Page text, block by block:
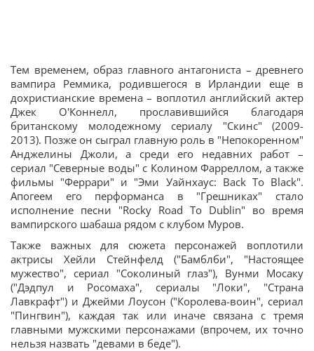
Тем временем, образ главного антагониста – древнего
вампира Реммика, родившегося в Ирландии еще в
дохристианские времена – воплотил английский актер
Джек О'Коннелл, прославившийся благодаря
британскому молодежному сериалу "Скинс" (2009-
2013). Позже он сыграл главную роль в "Непокоренном"
Анджелины Джоли, а среди его недавних работ –
сериал "Северные воды" с Колином Фарреллом, а также
фильмы "Феррари" и "Эми Уайнхаус: Back To Black".
Апогеем его перформанса в "Грешниках" стало
исполнение песни "Rocky Road To Dublin" во время
вампирского шабаша рядом с клубом Муров.
Также важных для сюжета персонажей воплотили
актрисы Хейли Стейнфелд ("Бамблби", "Настоящее
мужество", сериал "Соколиный глаз"), Вунми Мосаку
("Дэдпул и Росомаха", сериалы "Локи", "Страна
Лавкрафт") и Джейми Лоусон ("Королева-воин", сериал
"Пингвин"), каждая так или иначе связана с тремя
главными мужскими персонажами (впрочем, их точно
нельзя назвать "девами в беде").